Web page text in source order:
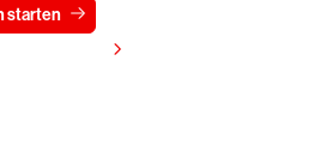
starten